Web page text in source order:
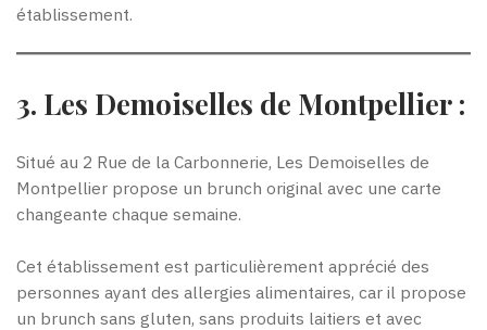
établissement.
3. Les Demoiselles de Montpellier :
Situé au 2 Rue de la Carbonnerie, Les Demoiselles de
Montpellier propose un brunch original avec une carte
changeante chaque semaine.
Cet établissement est particulièrement apprécié des
personnes ayant des allergies alimentaires, car il propose
un brunch sans gluten, sans produits laitiers et avec